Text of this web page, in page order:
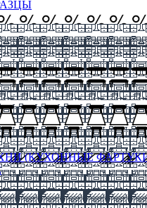
(КУХОННЫЕ